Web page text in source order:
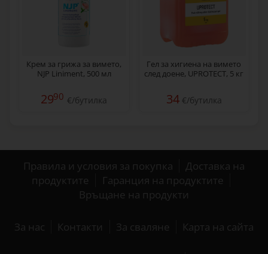
Крем за грижа за вимето,
NJP Liniment, 500 мл
2990 €/бутилка
Гел за хигиена на вимето
след доене, UPROTECT, 5 кг
34€/бутилка
Правила и условия за покупка
Доставка на
продуктите
Гаранция на продуктите
Връщане на продукти
За нас Контакти За сваляне Карта на сайта